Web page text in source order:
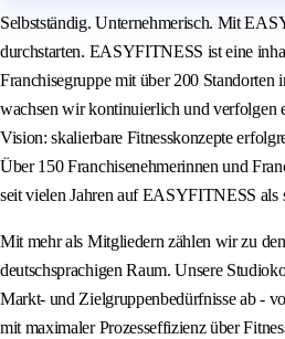
Selbstständig. Unternehmerisch. Mit
durchstarten. EASYFITNESS ist eine
Franchisegruppe mit über 200 Standorten
wachsen wir kontinuierlich und verfolgen
Vision: skalierbare Fitnesskonzepte
Über 150 Franchisenehmerinnen und
seit vielen Jahren auf EASYFITNESS als
Mit mehr als Mitgliedern zählen wir zu
deutschsprachigen Raum. Unsere
Markt- und Zielgruppenbedürfnisse ab -
mit maximaler Prozesseffizienz über